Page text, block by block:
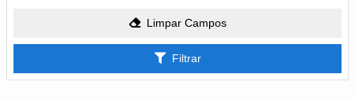
Limpar Campos
Filtrar